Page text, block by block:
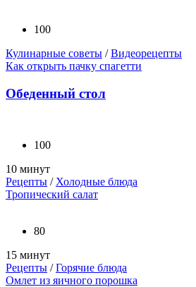
100
Кулинарные советы /Видеорецепты
Как открыть пачку спагетти
Обеденный стол
100
10 минут
Рецепты / Холодные блюда
Тропический салат
80
15 минут
Рецепты /Горячие блюда
Омлет из яичного порошка